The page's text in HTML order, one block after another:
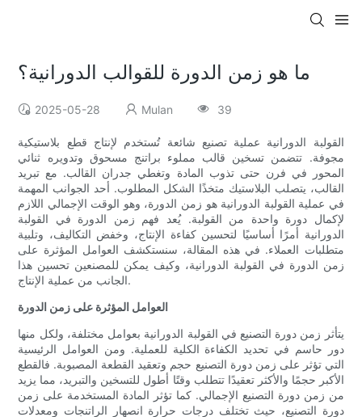
ما هو زمن الدورة للقوالب الدورانية؟
2025-05-28 Mulan 39
القولبة الدورانية عملية تصنيع شائعة تُستخدم لإنتاج قطع بلاستيكية
مجوفة. تتضمن تسخين قالب مملوء براتنج مسحوق وتدويره ثنائي
المحور في فرن حتى تذوب المادة وتغطي جدران القالب. مع تبريد
القالب، يتصلب البلاستيك متخذًا الشكل المطلوب. أحد الجوانب المهمة
في عملية القولبة الدورانية هو زمن الدورة، وهو الوقت الإجمالي اللازم
لإكمال دورة واحدة من القولبة. يُعد فهم زمن الدورة في القولبة
الدورانية أمرًا أساسيًا لتحسين كفاءة الإنتاج، وخفض التكاليف، وتلبية
متطلبات العملاء. في هذه المقالة، سنستكشف العوامل المؤثرة على
زمن الدورة في القولبة الدورانية، وكيف يمكن للمصنعين تحسين هذا
الجانب من عملية الإنتاج.
العوامل المؤثرة على زمن الدورة
يتأثر زمن دورة التصنيع في القولبة الدورانية بعوامل مختلفة، ولكل منها
دور حاسم في تحديد الكفاءة الكلية للعملية. ومن العوامل الرئيسية
التي تؤثر على زمن دورة التصنيع حجم وتعقيد القطعة المصبوبة. فالقطع
الأكبر حجمًا والأكثر تعقيدًا تتطلب وقتًا أطول للتسخين والتبريد، مما يزيد
من زمن دورة التصنيع الإجمالي. كما تؤثر المادة المستخدمة على زمن
دورة التصنيع، حيث تختلف درجات حرارة انصهار الراتنجات ومعدلات